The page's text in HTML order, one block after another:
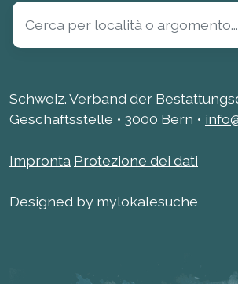
Schweiz. Verband der
Geschäftsstelle • 3000 Bern •
Impronta Protezione dei dati
Designed by mylokalesuche